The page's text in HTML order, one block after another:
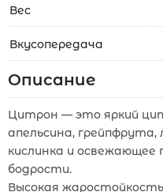
Вес
Вкусопередача
Описание
Цитрон — это яркий
апельсина,
кислинка и освежающее
бодрости.
Высокая